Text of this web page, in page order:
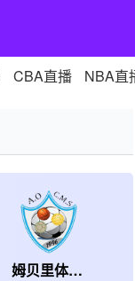
CBA直播 NBA直
姆贝里体育中心